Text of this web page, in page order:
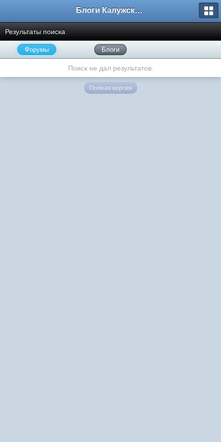
Блоги Калужского перекрестка
Результаты поиска
Форумы Блоги
Поиск не дал результатов.
Полная версия